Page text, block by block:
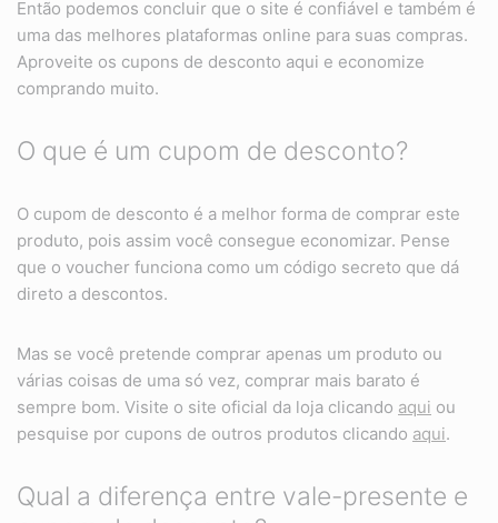
Então podemos concluir que o site é confiável e também é
uma das melhores plataformas online para suas compras.
Aproveite os cupons de desconto aqui e economize
comprando muito.
O que é um cupom de desconto?
O cupom de desconto é a melhor forma de comprar este
produto, pois assim você consegue economizar. Pense
que o voucher funciona como um código secreto que dá
direto a descontos.
Mas se você pretende comprar apenas um produto ou
várias coisas de uma só vez, comprar mais barato é
sempre bom. Visite o site oficial da loja clicando aqui ou
pesquise por cupons de outros produtos clicando aqui.
Qual a diferença entre vale-presente e